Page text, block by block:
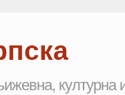
културна